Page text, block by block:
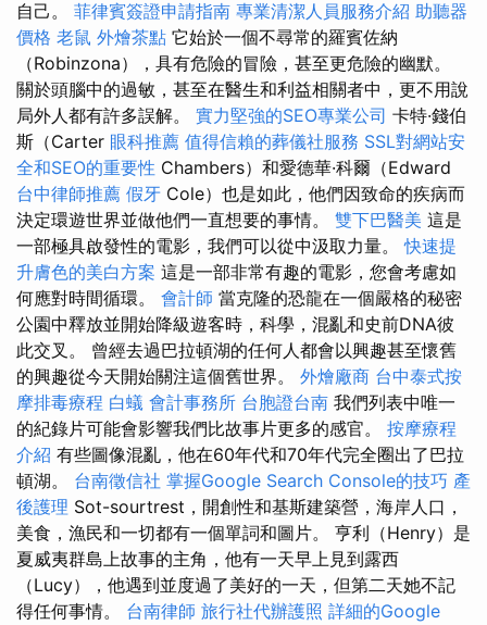
自己。 菲律賓簽證申請指南 專業清潔人員服務介紹 助聽器
價格 老鼠 外燴茶點 它始於一個不尋常的羅賓佐納
（Robinzona），具有危險的冒險，甚至更危險的幽默。
關於頭腦中的過敏，甚至在醫生和利益相關者中，更不用說
局外人都有許多誤解。 實力堅強的SEO專業公司 卡特·錢伯
斯（Carter 眼科推薦 值得信賴的葬儀社服務 SSL對網站安
全和SEO的重要性 Chambers）和愛德華·科爾（Edward
台中律師推薦 假牙 Cole）也是如此，他們因致命的疾病而
決定環遊世界並做他們一直想要的事情。 雙下巴醫美 這是
一部極具啟發性的電影，我們可以從中汲取力量。快速提
升膚色的美白方案 這是一部非常有趣的電影，您會考慮如
何應對時間循環。 會計師 當克隆的恐龍在一個嚴格的秘密
公園中釋放並開始降級遊客時，科學，混亂和史前DNA彼
此交叉。 曾經去過巴拉頓湖的任何人都會以興趣甚至懷舊
的興趣從今天開始關注這個舊世界。 外燴廠商 台中泰式按
摩排毒療程 白蟻 會計事務所 台胞證台南 我們列表中唯一
的紀錄片可能會影響我們比故事片更多的感官。 按摩療程
介紹 有些圖像混亂，他在60年代和70年代完全圈出了巴拉
頓湖。 台南徵信社 掌握Google Search Console的技巧 產
後護理 Sot-sourtrest，開創性和基斯建築營，海岸人口，
美食，漁民和一切都有一個單詞和圖片。 亨利（Henry）是
夏威夷群島上故事的主角，他有一天早上見到露西
（Lucy），他遇到並度過了美好的一天，但第二天她不記
得任何事情。 台南律師 旅行社代辦護照 詳細的Google